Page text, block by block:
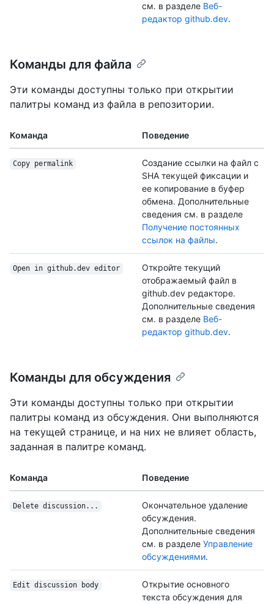
см. в разделе Веб-
редактор github.dev.
Команды для файла
Эти команды доступны только при открытии
палитры команд из файла в репозитории.
Команда Поведение
Copy permalink
Создание ссылки на файл с
SHA текущей фиксации и
ее копирование в буфер
обмена. Дополнительные
сведения см. в разделе
Получение постоянных
ссылок на файлы.
Open in github.dev editor
Откройте текущий
отображаемый файл в
github.dev редакторе.
Дополнительные сведения
см. в разделе Веб-
редактор github.dev.
Команды для обсуждения
Эти команды доступны только при открытии
палитры команд из обсуждения. Они выполняются
на текущей странице, и на них не влияет область,
заданная в палитре команд.
Команда Поведение
Delete discussion...
Окончательное удаление
обсуждения.
Дополнительные сведения
см. в разделе Управление
обсуждениями.
Edit discussion body
Открытие основного
текста обсуждения для